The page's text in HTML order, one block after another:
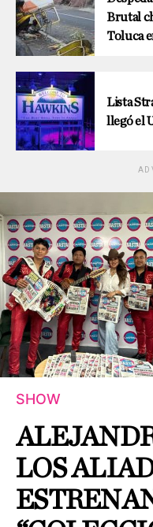
Brutal
Toluca
Lista
llegó el
SHOW
LOS